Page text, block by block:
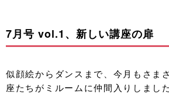
7月号 vol.1、新しい講座の扉
似顔絵からダンスまで、今月もさま
座たちがミルームに仲間入りしまし